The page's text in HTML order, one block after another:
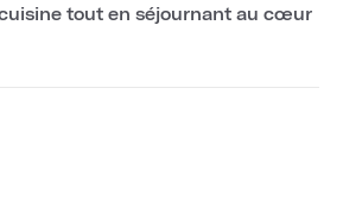
tout en séjournant au cœur